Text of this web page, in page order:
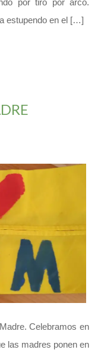
por tiro por arco.
estupendo en el […]
Celebramos en
las madres ponen en